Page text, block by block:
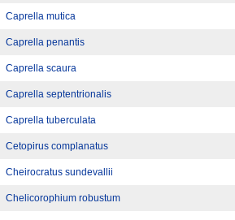
Caprella mutica
Caprella penantis
Caprella scaura
Caprella septentrionalis
Caprella tuberculata
Cetopirus complanatus
Cheirocratus sundevallii
Chelicorophium robustum